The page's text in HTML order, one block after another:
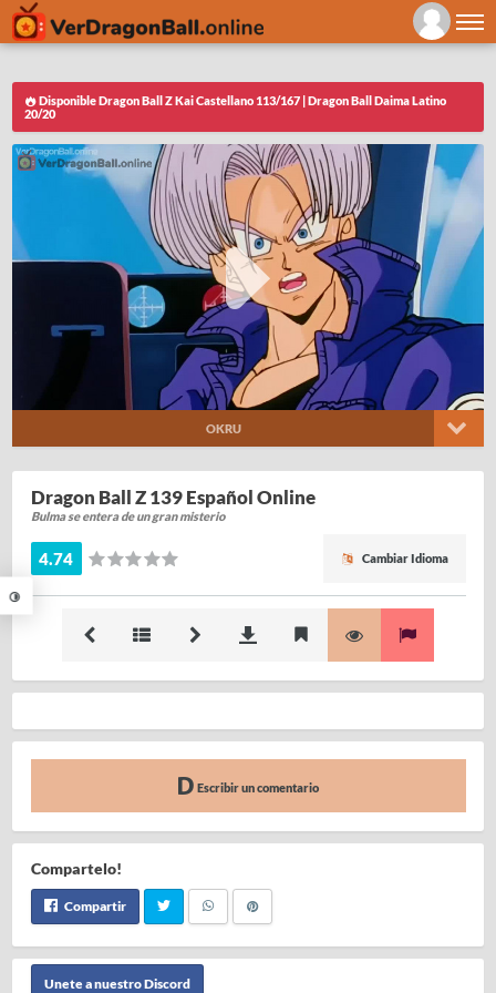
Disponible Dragon Ball Z Kai Castellano 113/167 | Dragon Ball Daima Latino
20/20
OKRU
Dragon Ball Z 139 Español Online
Bulma se entera de un gran misterio
4.74 Cambiar Idioma
Escribir un comentario
Compartelo!
Compartir
Unete a nuestro Discord